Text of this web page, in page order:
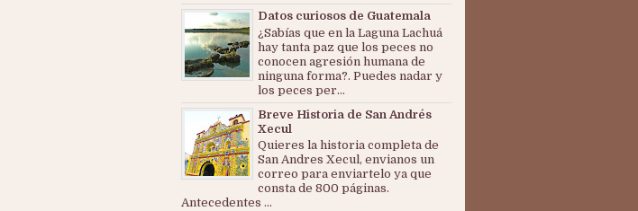
Datos curiosos de Guatemala
¿Sabías que en la Laguna Lachuá
hay tanta paz que los peces no
conocen agresión humana de
ninguna forma?. Puedes nadar y
los peces per...
Breve Historia de San Andrés
Xecul
Quieres la historia completa de
San Andres Xecul, envianos un
correo para enviartelo ya que
consta de 800 páginas.
Antecedentes ...